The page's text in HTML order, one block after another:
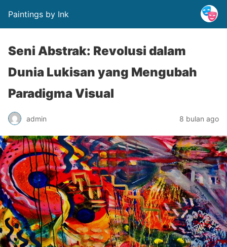
Paintings by Ink
Seni Abstrak: Revolusi dalam
Dunia Lukisan yang Mengubah
Paradigma Visual
admin 8 bulan ago